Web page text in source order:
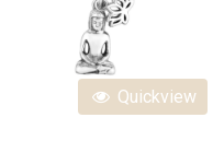
Quickview